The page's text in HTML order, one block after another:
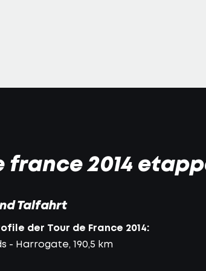
france 2014
Talfahrt
der Tour de France 2014:
- Harrogate, 190,5 km